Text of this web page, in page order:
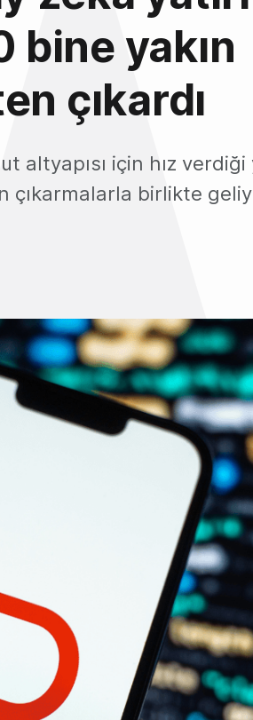
bine yakın
çıkardı
altyapısı için hız verdiği
çıkarmalarla birlikte